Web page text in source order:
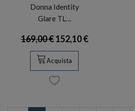
Donna Identity
Glare TL…
169,00 €152,10 €
Acquista